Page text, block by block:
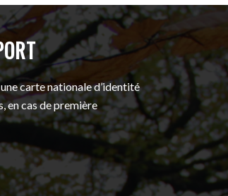
carte nationale d’identité
en cas de première